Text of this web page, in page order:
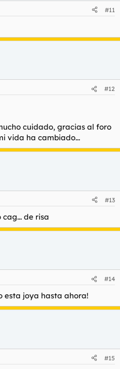
#11
#12
cuidado, gracias al foro
vida ha cambiado...
#13
de risa
#14
esta joya hasta ahora!
#15